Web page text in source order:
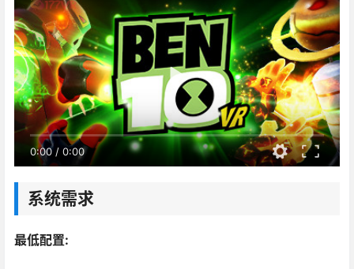
0:00/ 0:00
系统需求
最低配置: